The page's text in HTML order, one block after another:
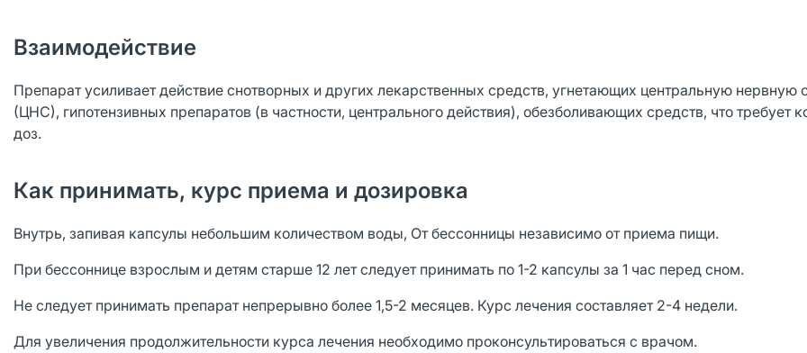
Взаимодействие
Препарат усиливает действие снотворных и других лекарственных средств, угнетающих центральную нервную
(ЦНС), гипотензивных препаратов (в частности, центрального действия), обезболивающих средств, что требует
доз.
Как принимать, курс приема и дозировка
Внутрь, запивая капсулы небольшим количеством воды, От бессонницы независимо от приема пищи.
При бессоннице взрослым и детям старше 12 лет следует принимать по 1-2 капсулы за 1 час перед сном.
Не следует принимать препарат непрерывно более 1,5-2 месяцев. Курс лечения составляет 2-4 недели.
Для увеличения продолжительности курса лечения необходимо проконсультироваться с врачом.